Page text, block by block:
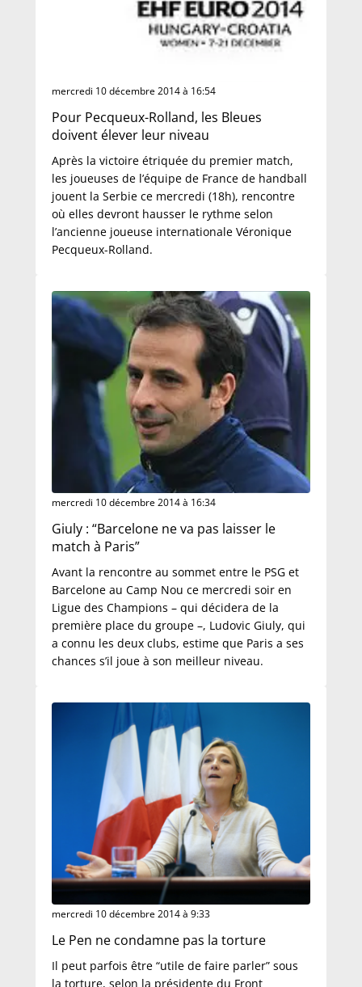
mercredi 10 décembre 2014 à 16:54
Pour Pecqueux-Rolland, les Bleues
doivent élever leur niveau
Après la victoire étriquée du premier match,
les joueuses de l’équipe de France de handball
jouent la Serbie ce mercredi (18h), rencontre
où elles devront hausser le rythme selon
l’ancienne joueuse internationale Véronique
Pecqueux-Rolland.
mercredi 10 décembre 2014 à 16:34
Giuly : “Barcelone ne va pas laisser le
match à Paris”
Avant la rencontre au sommet entre le PSG et
Barcelone au Camp Nou ce mercredi soir en
Ligue des Champions – qui décidera de la
première place du groupe –, Ludovic Giuly, qui
a connu les deux clubs, estime que Paris a ses
chances s’il joue à son meilleur niveau.
mercredi 10 décembre 2014 à 9:33
Le Pen ne condamne pas la torture
Il peut parfois être “utile de faire parler” sous
la torture, selon la présidente du Front